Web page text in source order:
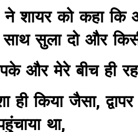
शायर को कहा कि
सुला दो और
और मेरे बीच ही
ही किया जैसा,
था,